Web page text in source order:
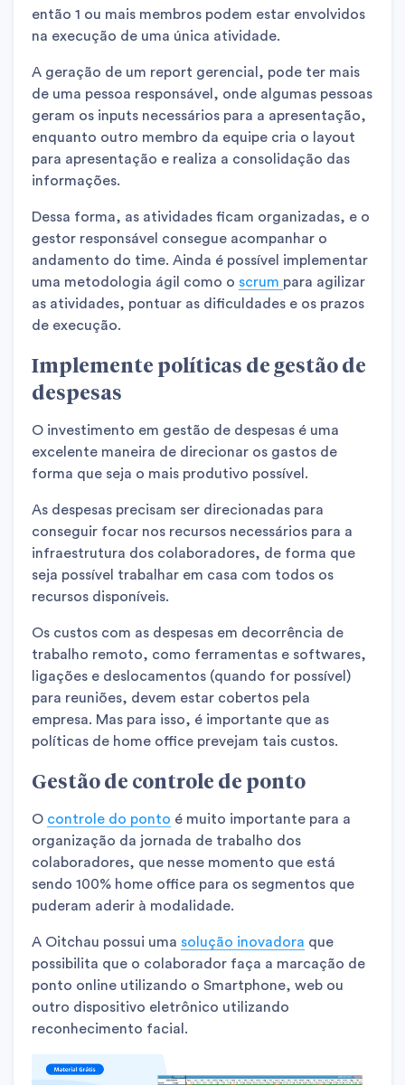
então 1 ou mais membros podem estar envolvidos
na execução de uma única atividade.
A geração de um report gerencial, pode ter mais
de uma pessoa responsável, onde algumas pessoas
geram os inputs necessários para a apresentação,
enquanto outro membro da equipe cria o layout
para apresentação e realiza a consolidação das
informações.
Dessa forma, as atividades ficam organizadas, e o
gestor responsável consegue acompanhar o
andamento do time. Ainda é possível implementar
uma metodologia ágil como o scrum para agilizar
as atividades, pontuar as dificuldades e os prazos
de execução.
Implemente políticas de gestão de
despesas
O investimento em gestão de despesas é uma
excelente maneira de direcionar os gastos de
forma que seja o mais produtivo possível.
As despesas precisam ser direcionadas para
conseguir focar nos recursos necessários para a
infraestrutura dos colaboradores, de forma que
seja possível trabalhar em casa com todos os
recursos disponíveis.
Os custos com as despesas em decorrência de
trabalho remoto, como ferramentas e softwares,
ligações e deslocamentos (quando for possível)
para reuniões, devem estar cobertos pela
empresa. Mas para isso, é importante que as
políticas de home office prevejam tais custos.
Gestão de controle de ponto
O controle do ponto é muito importante para a
organização da jornada de trabalho dos
colaboradores, que nesse momento que está
sendo 100% home office para os segmentos que
puderam aderir à modalidade.
A Oitchau possui uma solução inovadora que
possibilita que o colaborador faça a marcação de
ponto online utilizando o Smartphone, web ou
outro dispositivo eletrônico utilizando
reconhecimento facial.